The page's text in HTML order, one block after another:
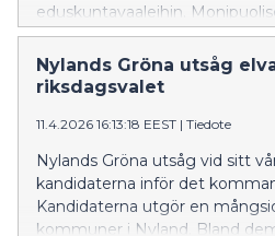
eduskuntavaaleihin.
ovat mukana mm. kaikki
uusimaalaiset kansanedustajat
valtuustoryhmän puheenjohtaja
Nylands Gröna utsåg
riksdagsvalet
11.4.2026 16:13:18 EEST | Tiedote
Nylands Gröna utsåg vid sitt
kandidaterna inför det
Kandidaterna utgör en
kommuner i Nyland. Bland